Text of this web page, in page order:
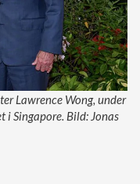
Lawrence Wong, under
i Singapore. Bild: Jonas